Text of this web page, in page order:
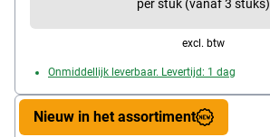
per stuk (vanaf 3 stuks)
excl. btw
Onmiddellijk leverbaar. Levertijd: 1 dag
Nieuw in het assortiment